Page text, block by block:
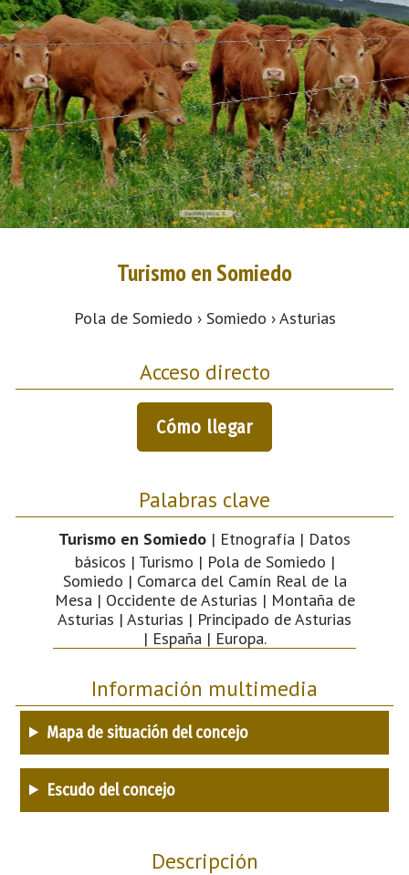
Turismo en Somiedo
Pola de Somiedo › Somiedo › Asturias
Acceso directo
Cómo llegar
Palabras clave
Turismo en Somiedo | Etnografía | Datos
básicos | Turismo | Pola de Somiedo |
Somiedo | Comarca del Camín Real de la
Mesa | Occidente de Asturias | Montaña de
Asturias | Asturias | Principado de Asturias
| España | Europa.
Información multimedia
Mapa de situación del concejo
Escudo del concejo
Descripción